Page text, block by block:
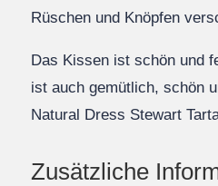
Rüschen und Knöpfen
Das Kissen ist schön und
ist auch gemütlich, schön
Natural Dress Stewart
Zusätzliche